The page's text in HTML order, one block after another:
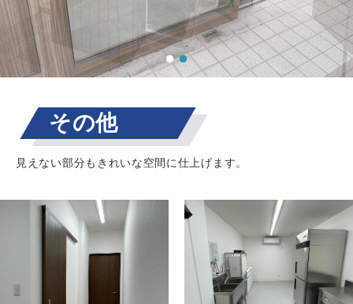
自社施工可能品目
インフォメーション
お問い合わせ
その他
見えない部分もきれいな空間に仕上げます。